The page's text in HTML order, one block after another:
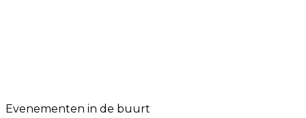
Evenementen in de buurt